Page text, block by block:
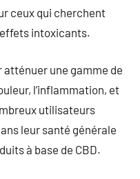
ceux qui cherchent
intoxicants.
atténuer une gamme de
l’inflammation, et
utilisateurs
leur santé générale
à base de CBD.